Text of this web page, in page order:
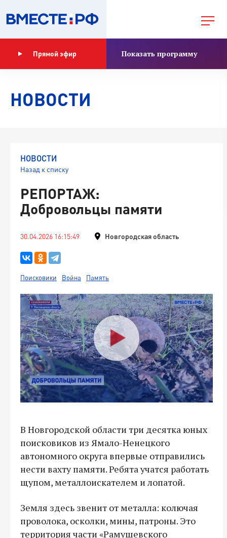
Прямой эфир Показать программу
НОВОСТИ
НОВОСТИ
Назад к списку
РЕПОРТАЖ:
Добровольцы памяти
30.04.2026 16:15:49 Новгородская область
Поисковики Война Память
В Новгородской области три десятка юных
поисковиков из Ямало-Ненецкого
автономного округа впервые отправились
нести вахту памяти. Ребята учатся работать
щупом, металлоискателем и лопатой.
Земля здесь звенит от металла: колючая
проволока, осколки, мины, патроны. Это
территория части «Рамушевского